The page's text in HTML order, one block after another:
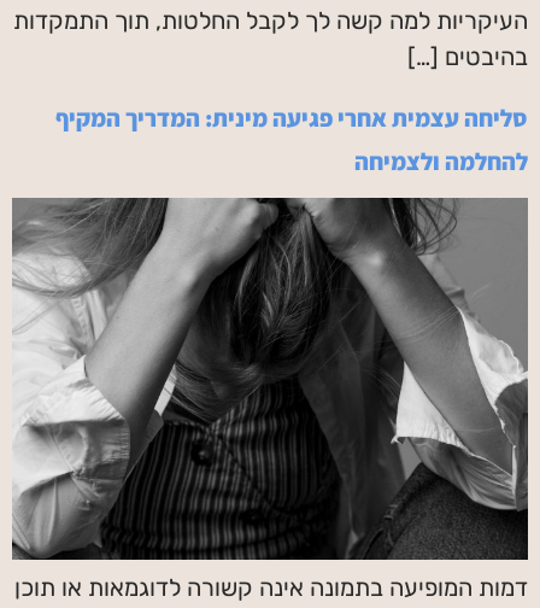
העיקריות למה קשה לך לקבל החלטות, תוך התמקדות
בהיבטים […]
סליחה עצמית אחרי פגיעה מינית: המדריך המקיף
להחלמה ולצמיחה
דמות המופיעה בתמונה אינה קשורה לדוגמאות או תוכן